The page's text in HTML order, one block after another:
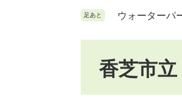
足あと ウォーターパ
香芝市